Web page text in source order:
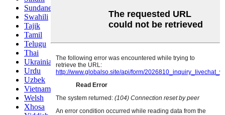
Sundanese
Swahili
Tajik
Tamil
Telugu
Thai
Ukrainian
Urdu
Uzbek
Vietnamese
Welsh
Xhosa